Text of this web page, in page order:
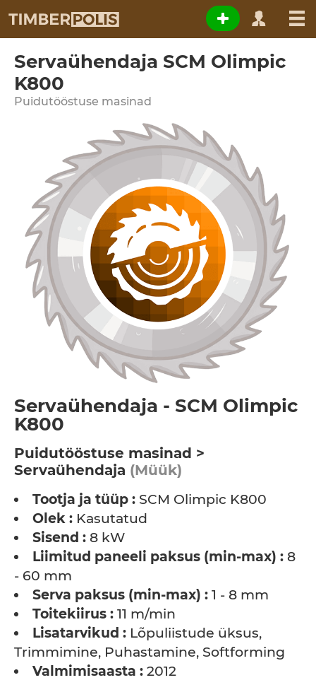
Servaühendaja SCM Olimpic
K800
Puidutööstuse masinad
Servaühendaja - SCM Olimpic
K800
Puidutööstuse masinad >
Servaühendaja (Müük)
Tootja ja tüüp : SCM Olimpic K800
Olek : Kasutatud
Sisend : 8 kW
Liimitud paneeli paksus (min-max) : 8
- 60 mm
Serva paksus (min-max) : 1 - 8 mm
Toitekiirus : 11 m/min
Lisatarvikud : Lõpuliistude üksus,
Trimmimine, Puhastamine, Softforming
Valmimisaasta : 2012